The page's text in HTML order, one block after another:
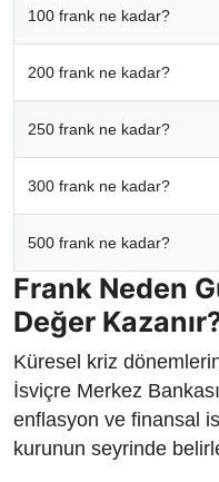
100 frank ne kadar?
200 frank ne kadar?
250 frank ne kadar?
300 frank ne kadar?
500 frank ne kadar?
Frank Neden
Değer
Küresel kriz
İsviçre Merkez
enflasyon ve finansal
kurunun seyrinde